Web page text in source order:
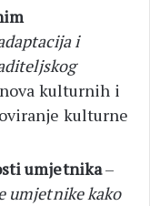
i
kulturnih i
kulturne
umjetnika–
umjetnike kako